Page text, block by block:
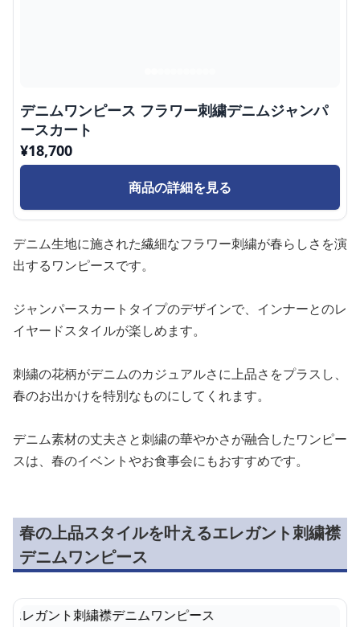
デニムワンピース フラワー刺繍デニムジャンパ
ースカート
¥18,700
商品の詳細を見る
デニム生地に施された繊細なフラワー刺繍が春らしさを演
出するワンピースです。
ジャンパースカートタイプのデザインで、インナーとのレ
イヤードスタイルが楽しめます。
刺繍の花柄がデニムのカジュアルさに上品さをプラスし、
春のお出かけを特別なものにしてくれます。
デニム素材の丈夫さと刺繍の華やかさが融合したワンピー
スは、春のイベントやお食事会にもおすすめです。
春の上品スタイルを叶えるエレガント刺繍襟
デニムワンピース